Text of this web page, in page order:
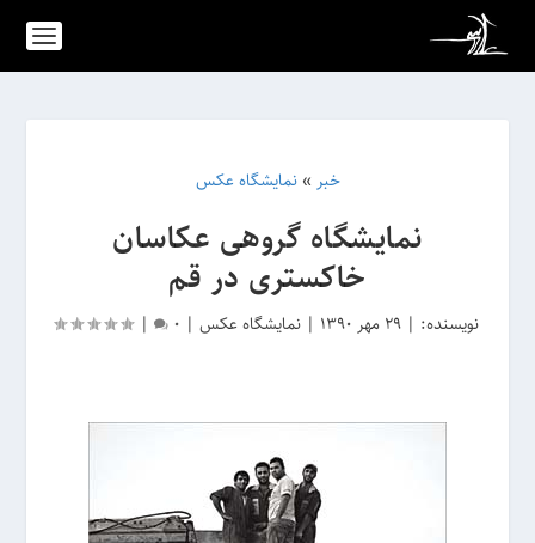
خبر »نمایشگاه عکس
نمایشگاه گروهی عکاسان
خاکستری در قم
نویسنده: | 29 مهر 1390 | نمایشگاه عکس |
0
|